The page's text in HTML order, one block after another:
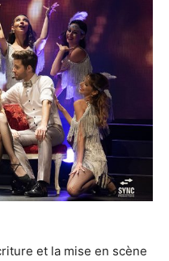
et la mise en scène